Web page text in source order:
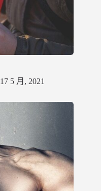
17 5 月, 2021